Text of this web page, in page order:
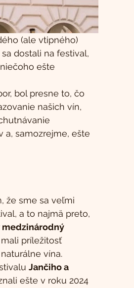
(ale vtipného)
dostali na festival,
ešte
bol presne to, čo
našich vín,
a, samozrejme, ešte
že sme sa veľmi
a to najmä preto,
medzinárodný
príležitosť
vína.
Jančiho a
ešte v roku 2024